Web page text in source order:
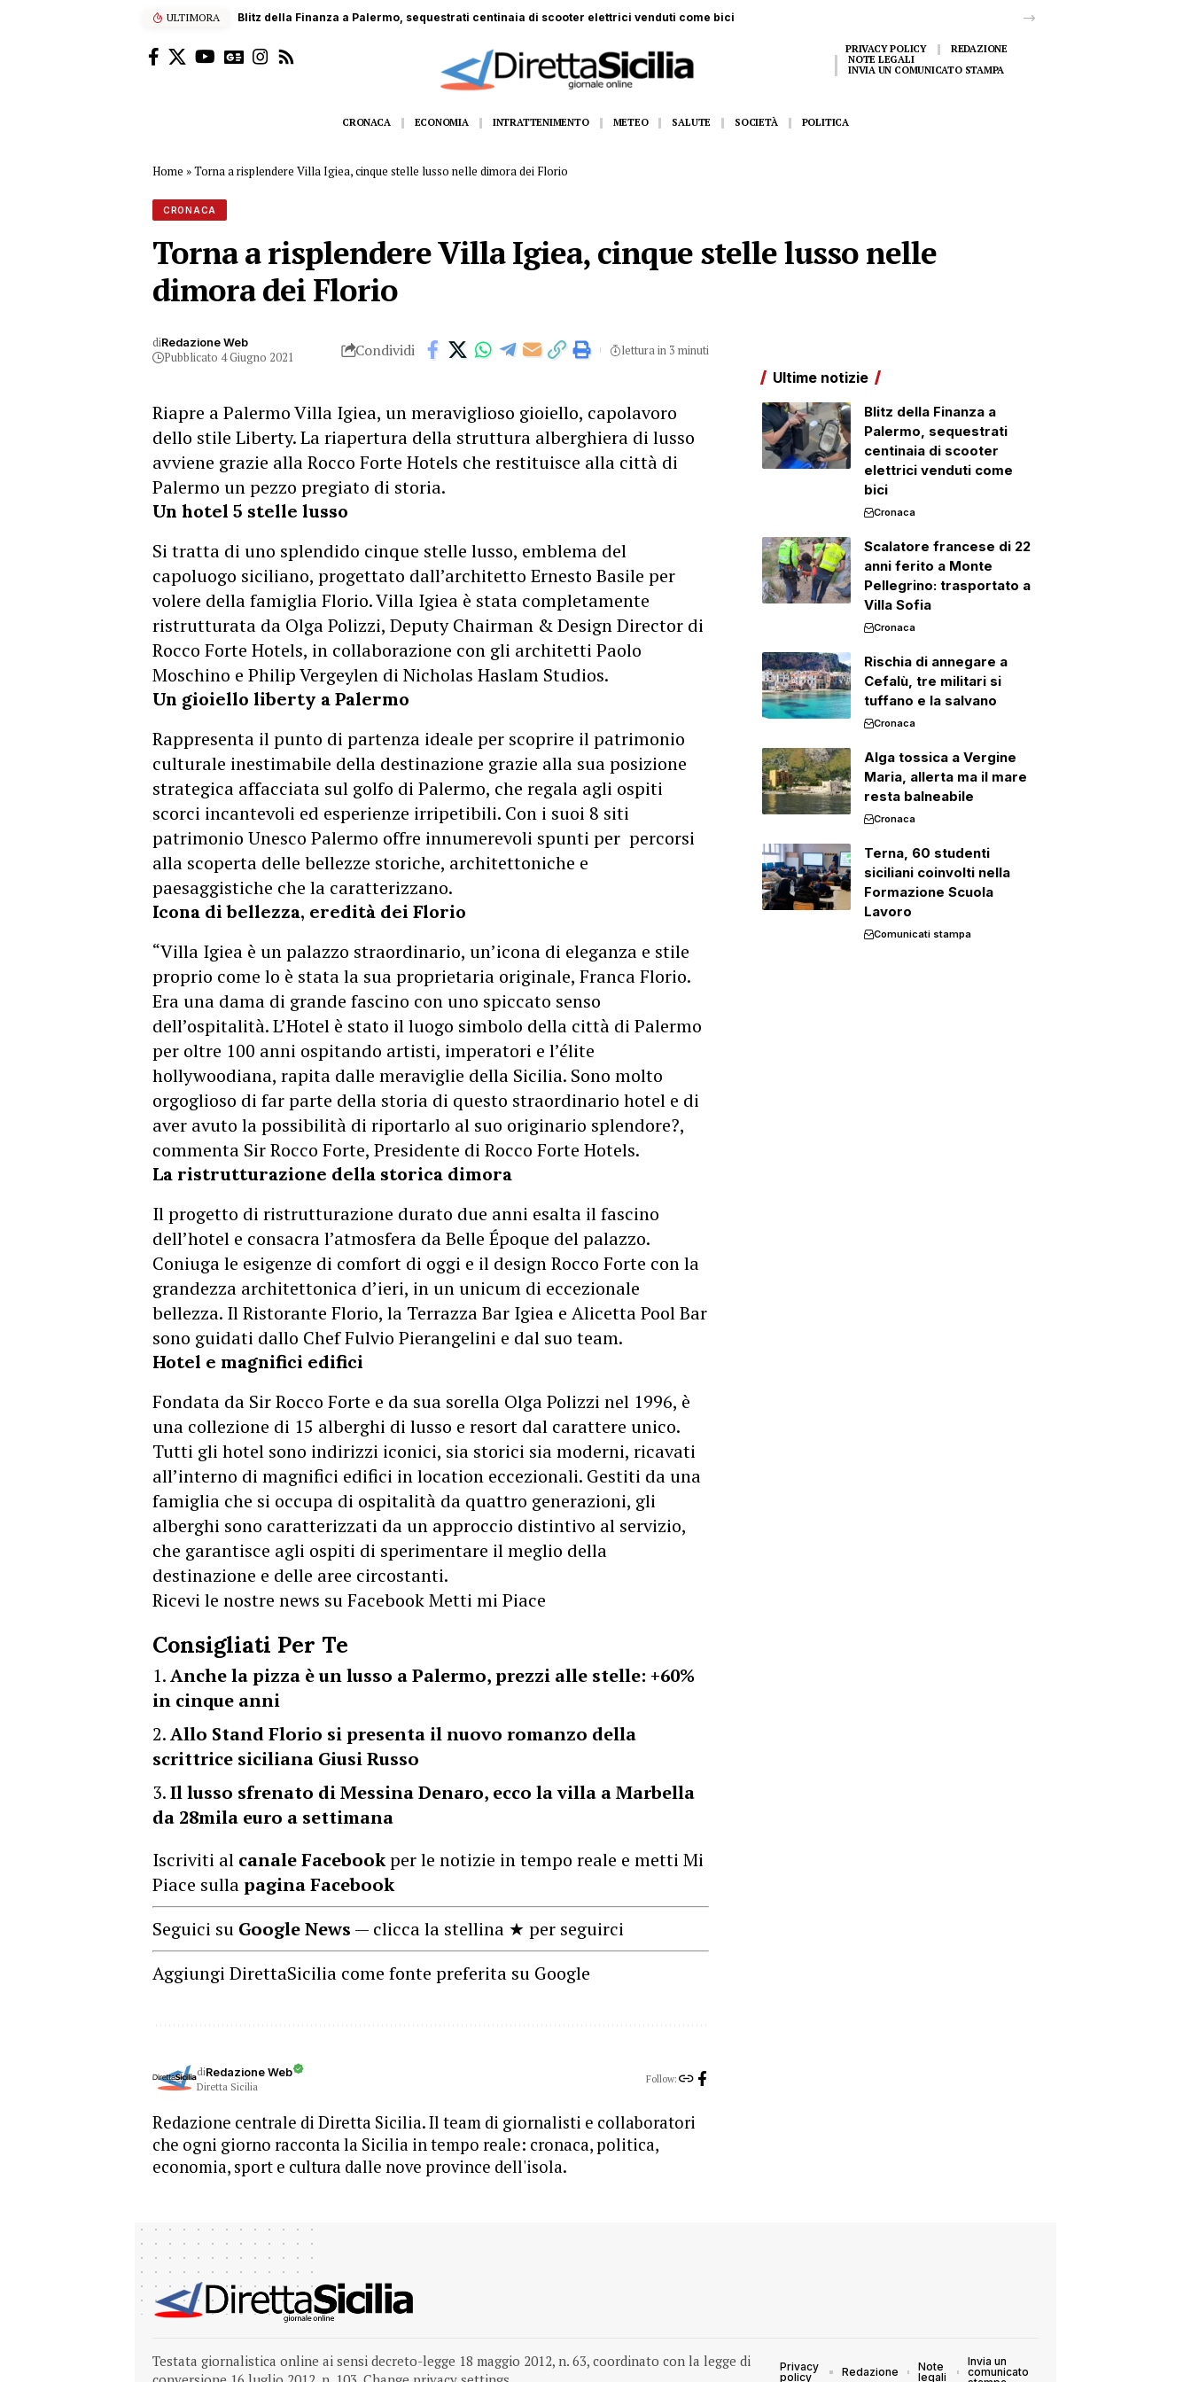
ULTIMORA Blitz della Finanza a Palermo, sequestrati centinaia di scooter elettrici venduti come bici
PRIVACY POLICY
REDAZIONE
NOTE LEGALI
INVIA UN COMUNICATO STAMPA
CRONACA ECONOMIA INTRATTENIMENTO METEO SALUTE SOCIETÀ POLITICA
Home »Torna a risplendere Villa Igiea, cinque stelle lusso nelle dimora dei Florio
CRONACA
Torna a risplendere Villa Igiea, cinque stelle lusso nelle
dimora dei Florio
diRedazione Web
Pubblicato 4 Giugno 2021 Condividi lettura in 3 minuti
Riapre a Palermo Villa Igiea, un meraviglioso gioiello, capolavoro
dello stile Liberty. La riapertura della struttura alberghiera di lusso
avviene grazie alla Rocco Forte Hotels che restituisce alla città di
Palermo un pezzo pregiato di storia.
Un hotel 5 stelle lusso
Si tratta di uno splendido cinque stelle lusso, emblema del
capoluogo siciliano, progettato dall’architetto Ernesto Basile per
volere della famiglia Florio. Villa Igiea è stata completamente
ristrutturata da Olga Polizzi, Deputy Chairman & Design Director di
Rocco Forte Hotels, in collaborazione con gli architetti Paolo
Moschino e Philip Vergeylen di Nicholas Haslam Studios.
Un gioiello liberty a Palermo
Rappresenta il punto di partenza ideale per scoprire il patrimonio
culturale inestimabile della destinazione grazie alla sua posizione
strategica affacciata sul golfo di Palermo, che regala agli ospiti
scorci incantevoli ed esperienze irripetibili. Con i suoi 8 siti
patrimonio Unesco Palermo offre innumerevoli spunti per percorsi
alla scoperta delle bellezze storiche, architettoniche e
paesaggistiche che la caratterizzano.
Icona di bellezza, eredità dei Florio
“Villa Igiea è un palazzo straordinario, un’icona di eleganza e stile
proprio come lo è stata la sua proprietaria originale, Franca Florio.
Era una dama di grande fascino con uno spiccato senso
dell’ospitalità. L’Hotel è stato il luogo simbolo della città di Palermo
per oltre 100 anni ospitando artisti, imperatori e l’élite
hollywoodiana, rapita dalle meraviglie della Sicilia. Sono molto
orgoglioso di far parte della storia di questo straordinario hotel e di
aver avuto la possibilità di riportarlo al suo originario splendore?,
commenta Sir Rocco Forte, Presidente di Rocco Forte Hotels.
La ristrutturazione della storica dimora
Il progetto di ristrutturazione durato due anni esalta il fascino
dell’hotel e consacra l’atmosfera da Belle Époque del palazzo.
Coniuga le esigenze di comfort di oggi e il design Rocco Forte con la
grandezza architettonica d’ieri, in un unicum di eccezionale
bellezza. Il Ristorante Florio, la Terrazza Bar Igiea e Alicetta Pool Bar
sono guidati dallo Chef Fulvio Pierangelini e dal suo team.
Hotel e magnifici edifici
Fondata da Sir Rocco Forte e da sua sorella Olga Polizzi nel 1996, è
una collezione di 15 alberghi di lusso e resort dal carattere unico.
Tutti gli hotel sono indirizzi iconici, sia storici sia moderni, ricavati
all’interno di magnifici edifici in location eccezionali. Gestiti da una
famiglia che si occupa di ospitalità da quattro generazioni, gli
alberghi sono caratterizzati da un approccio distintivo al servizio,
che garantisce agli ospiti di sperimentare il meglio della
destinazione e delle aree circostanti.
Ricevi le nostre news su Facebook Metti mi Piace
Consigliati Per Te
Anche la pizza è un lusso a Palermo, prezzi alle stelle: +60%
in cinque anni
Allo Stand Florio si presenta il nuovo romanzo della
scrittrice siciliana Giusi Russo
Il lusso sfrenato di Messina Denaro, ecco la villa a Marbella
da 28mila euro a settimana
Iscriviti al canale Facebookper le notizie in tempo reale e metti Mi
Piace sullapagina Facebook
Seguici su Google News — clicca la stellina ★ per seguirci
Aggiungi DirettaSicilia come fonte preferita su Google
diRedazione Web
Diretta Sicilia
Follow:
Redazione centrale di Diretta Sicilia. Il team di giornalisti e collaboratori
che ogni giorno racconta la Sicilia in tempo reale: cronaca, politica,
economia, sport e cultura dalle nove province dell'isola.
Ultime notizie
Blitz della Finanza a
Palermo, sequestrati
centinaia di scooter
elettrici venduti come
bici
Cronaca
Scalatore francese di 22
anni ferito a Monte
Pellegrino: trasportato a
Villa Sofia
Cronaca
Rischia di annegare a
Cefalù, tre militari si
tuffano e la salvano
Cronaca
Alga tossica a Vergine
Maria, allerta ma il mare
resta balneabile
Cronaca
Terna, 60 studenti
siciliani coinvolti nella
Formazione Scuola
Lavoro
Comunicati stampa
Testata giornalistica online ai sensi decreto-legge 18 maggio 2012, n. 63, coordinato con la legge di
Privacy
policy
Redazione
Note
legali
Invia un
comunicato